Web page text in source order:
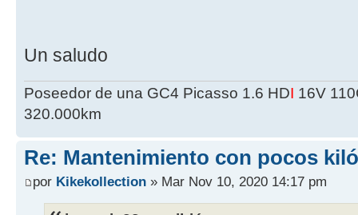
Un saludo
Poseedor de una GC4 Picasso 1.6 HDI 16V
320.000km
Re: Mantenimiento con pocos
por Kikekollection » Mar Nov 10, 2020 14:17 pm